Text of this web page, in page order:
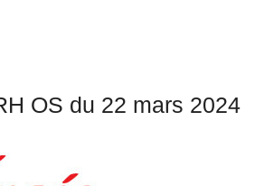
OS du 22 mars 2024